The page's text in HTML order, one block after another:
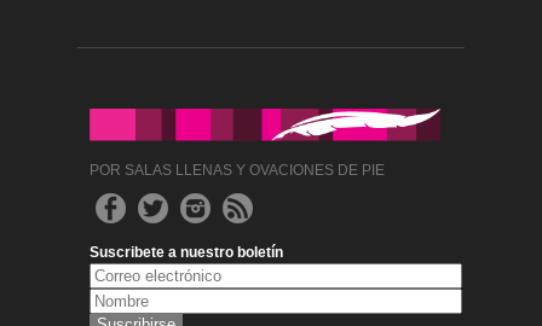
POR SALAS LLENAS Y OVACIONES DE PIE
Suscribete a nuestro boletín